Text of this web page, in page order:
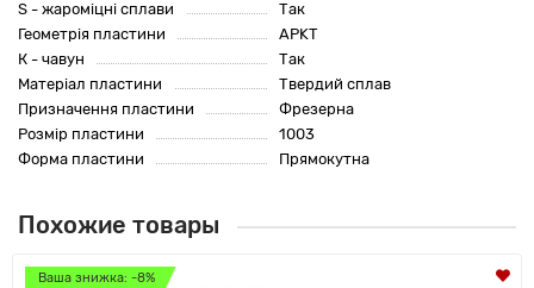
S - жароміцні сплави
Так
Геометрія пластини
APKT
К - чавун
Так
Матеріал пластини
Твердий сплав
Призначення пластини
Фрезерна
Розмір пластини
1003
Форма пластини
Прямокутна
Похожие товары
Ваша знижка: -8%